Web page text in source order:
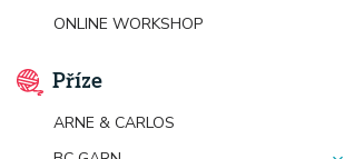
ONLINE WORKSHOP
Příze
ARNE & CARLOS